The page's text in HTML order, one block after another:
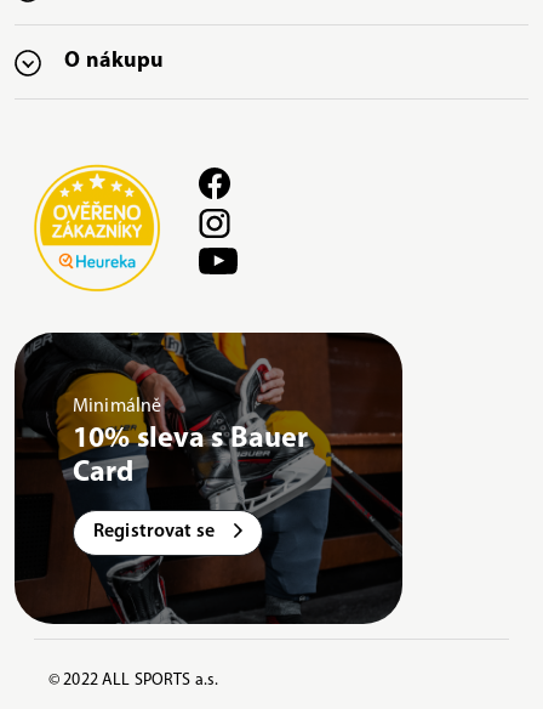
O nákupu
Minimálně
10% sleva s Bauer
Card
Registrovat se
© 2022 ALL SPORTS a.s.